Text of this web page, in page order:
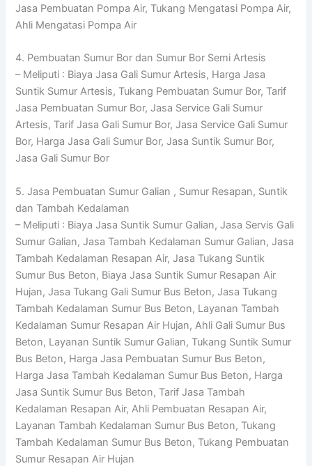
Jasa Pembuatan Pompa Air, Tukang Mengatasi Pompa Air,
Ahli Mengatasi Pompa Air
4. Pembuatan Sumur Bor dan Sumur Bor Semi Artesis
– Meliputi : Biaya Jasa Gali Sumur Artesis, Harga Jasa
Suntik Sumur Artesis, Tukang Pembuatan Sumur Bor, Tarif
Jasa Pembuatan Sumur Bor, Jasa Service Gali Sumur
Artesis, Tarif Jasa Gali Sumur Bor, Jasa Service Gali Sumur
Bor, Harga Jasa Gali Sumur Bor, Jasa Suntik Sumur Bor,
Jasa Gali Sumur Bor
5. Jasa Pembuatan Sumur Galian , Sumur Resapan, Suntik
dan Tambah Kedalaman
– Meliputi : Biaya Jasa Suntik Sumur Galian, Jasa Servis Gali
Sumur Galian, Jasa Tambah Kedalaman Sumur Galian, Jasa
Tambah Kedalaman Resapan Air, Jasa Tukang Suntik
Sumur Bus Beton, Biaya Jasa Suntik Sumur Resapan Air
Hujan, Jasa Tukang Gali Sumur Bus Beton, Jasa Tukang
Tambah Kedalaman Sumur Bus Beton, Layanan Tambah
Kedalaman Sumur Resapan Air Hujan, Ahli Gali Sumur Bus
Beton, Layanan Suntik Sumur Galian, Tukang Suntik Sumur
Bus Beton, Harga Jasa Pembuatan Sumur Bus Beton,
Harga Jasa Tambah Kedalaman Sumur Bus Beton, Harga
Jasa Suntik Sumur Bus Beton, Tarif Jasa Tambah
Kedalaman Resapan Air, Ahli Pembuatan Resapan Air,
Layanan Tambah Kedalaman Sumur Bus Beton, Tukang
Tambah Kedalaman Sumur Bus Beton, Tukang Pembuatan
Sumur Resapan Air Hujan